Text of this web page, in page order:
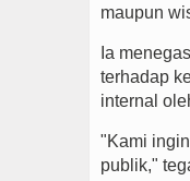
maupun
Ia
terhadap
internal
"Kami
publik,"